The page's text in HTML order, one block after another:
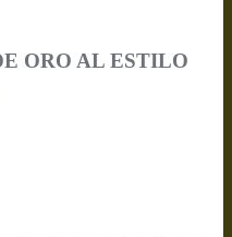
ORO AL ESTILO